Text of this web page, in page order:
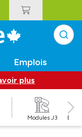
Emplois
plus
Modules J3